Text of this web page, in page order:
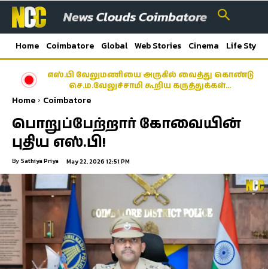
Home Coimbatore Global Web Stories Cinema Life Style
எஸ்.பி வேலுமணியை அருகில் வைத்து கொண்டு
செ.ம.வேலுச்சாமி கூறிய கருத்துக்கள்…
Home Coimbatore
பொறுப்பேற்றார் கோவையின்
புதிய எஸ்.பி!
By Sathiya Priya May 22, 2026 12:51 PM